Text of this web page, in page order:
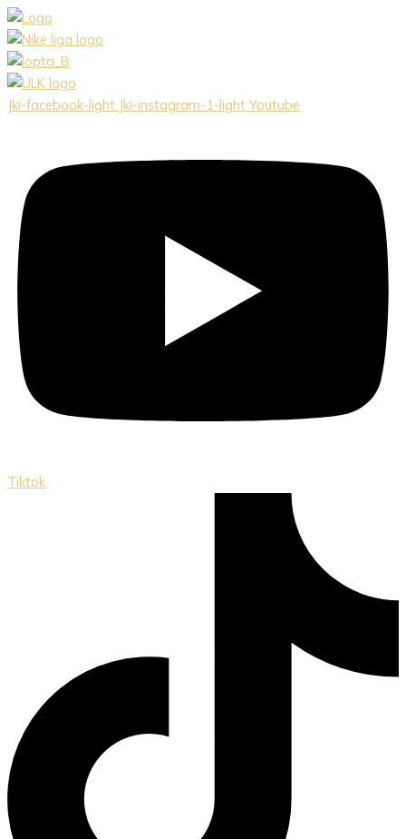
Preskočiť
na
obsah
Jki-facebook-light Jki-instagram-1-light Youtube
Tiktok